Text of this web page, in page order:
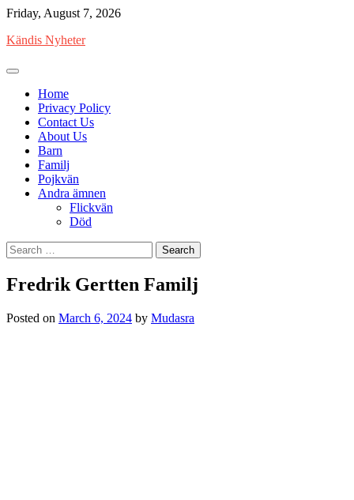
Skip
content
Friday, August 7, 2026
Kändis Nyheter
Home
Privacy Policy
Contact Us
About Us
Barn
Familj
Pojkvän
Andra ämnen
Flickvän
Död
Search
for:
Fredrik Gertten Familj
Posted on March 6, 2024 by Mudasra